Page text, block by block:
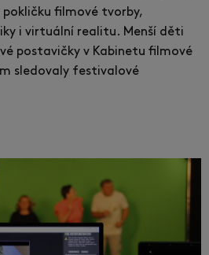
filmové tvorby,
i virtuální realitu. Menší děti
postavičky v Kabinetu filmové
sledovaly festivalové